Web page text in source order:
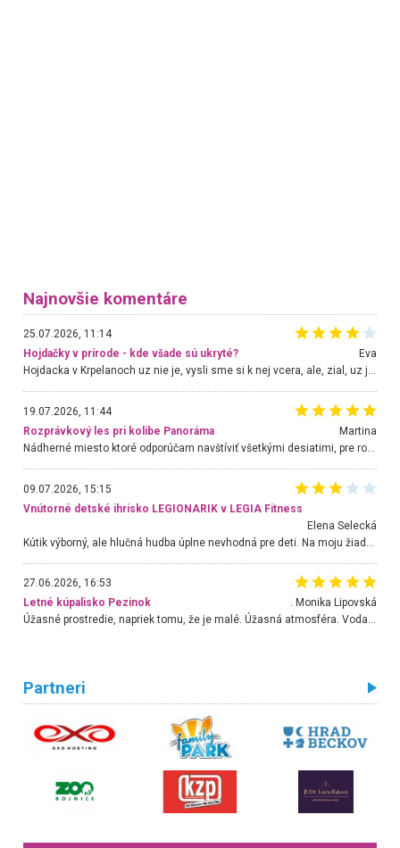
Najnovšie komentáre
25.07.2026, 11:14
Hojdačky v prírode - kde všade sú ukryté?
Eva
Hojdacka v Krpelanoch uz nie je, vysli sme si k nej vcera, ale, zial, uz je znicena. Ak sem planujete cestu len kvoli hojdacke, mozete si ju usetrit. Krasny vyhlad je tu vsak aj bez hojdacky :-)
19.07.2026, 11:44
Rozprávkový les pri kolibe Panoráma
Martina
Nádherné miesto ktoré odporúčam navštíviť všetkými desiatimi, pre rodiny s deťmi, dôchodcom... Proste a jednoducho ozaj rozprávkový les.. určite ešte prídeme. Odniesli sme si na pamiatku krásne tričká,
09.07.2026, 15:15
Vnútorné detské ihrisko LEGIONARIK v LEGIA Fitness
Elena Selecká
27.06.2026, 16:53
Letné kúpalisko Pezinok
. Monika Lipovská
Úžasné prostredie, napriek tomu, že je malé. Úžasná atmosféra. Voda fantastická a nádherná. Ľudí je pomerne veľa, ale su mili a ohľaduplní. Je veľmi zaujímavé sledovať, ako dokážu spolu športovať cudzí ľudia a bez ohľadu na vek. Vládne tu pohoda. Vnuka neviem dostať z vody. Ďakujem za krásny deň . Urcite sa sem vrátim. Jediný problém je s parkovaním, ale aj ten sa mi podarilo vyriešiť. Monika Bratislava
Partneri